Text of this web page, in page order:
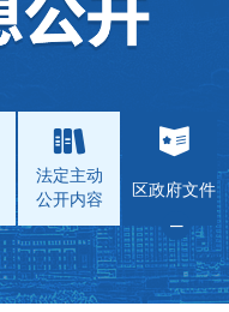
法定主动
公开内容
区政府文件